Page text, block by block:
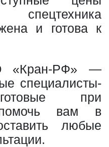
и готова к
«Кран-РФ» —
специалисты-
при
помочь вам в
любые